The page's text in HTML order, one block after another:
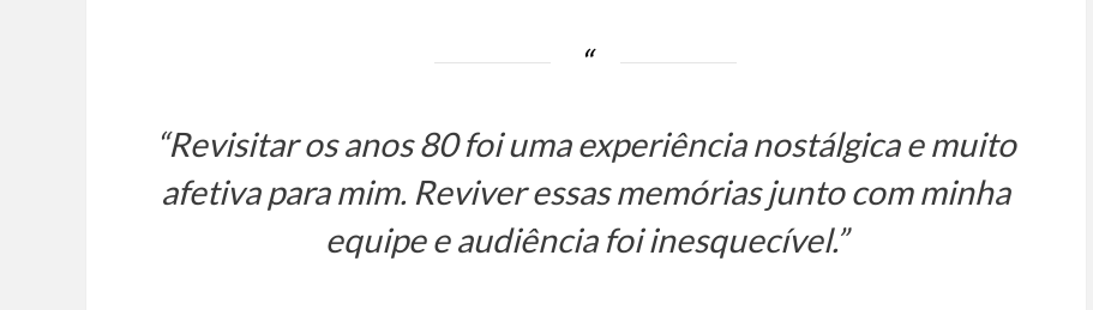
“Revisitar os anos 80 foi uma experiência nostálgica e muito
afetiva para mim. Reviver essas memórias junto com minha
equipe e audiência foi inesquecível.”